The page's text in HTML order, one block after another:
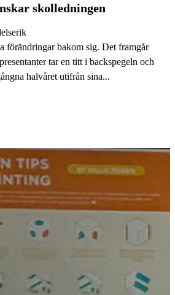
skolledningen
förändringar bakom sig. Det framgår
tar en titt i backspegeln och
halvåret utifrån sina...